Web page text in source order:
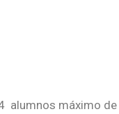
alumnos máximo